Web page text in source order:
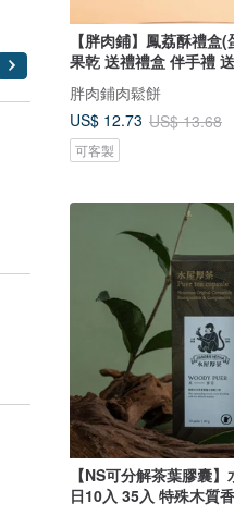
【胖肉鋪】鳳荔酥禮盒
果乾 送禮禮盒 伴手禮
胖肉鋪肉鬆餅
US$ 12.73 US$ 13.68
可客製
【NS可分解茶葉膠囊
日10入 35入 特殊木質香